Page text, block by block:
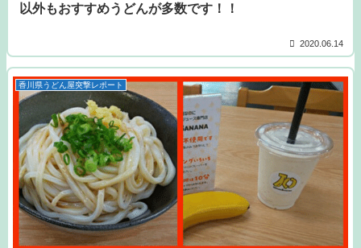
以外もおすすめうどんが多数です！！
2020.06.14
香川県うどん屋突撃レポート